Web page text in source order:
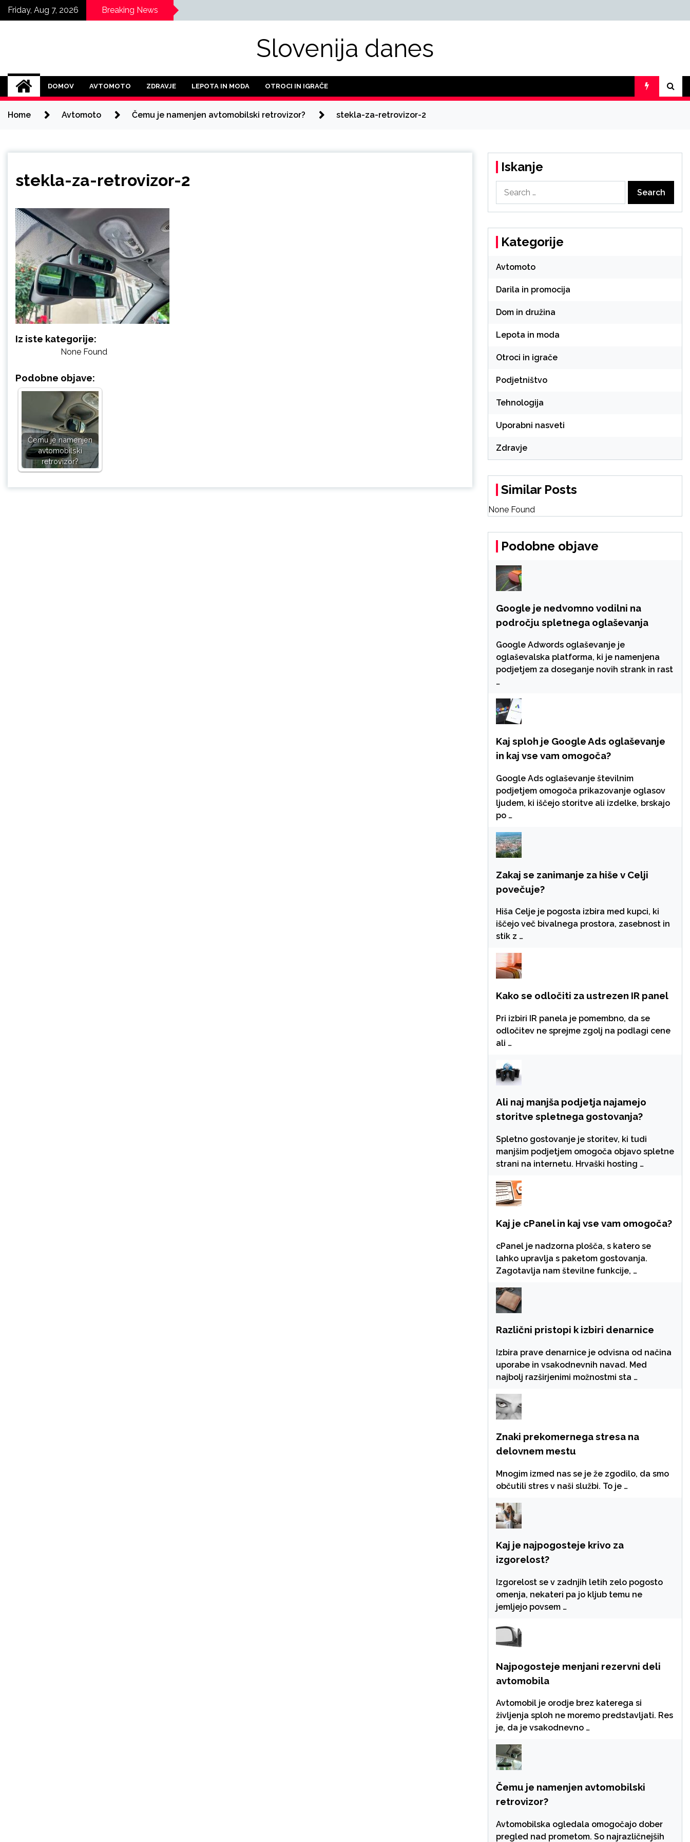
SkipFriday, Aug 7, 2026 Breaking News
Slovenija danes
DOMOV AVTOMOTO ZDRAVJE LEPOTA IN MODA OTROCI IN IGRAČE
Home Avtomoto Čemu je namenjen avtomobilski retrovizor? stekla-za-retrovizor-2
stekla-za-retrovizor-2
Iz iste kategorije:
None Found
Podobne objave:
Čemu je namenjen
avtomobilski
retrovizor?
Iskanje
for:
Kategorije
Avtomoto
Darila in promocija
Dom in družina
Lepota in moda
Otroci in igrače
Podjetništvo
Tehnologija
Uporabni nasveti
Zdravje
Similar Posts
None Found
Podobne objave
Google je nedvomno vodilni na
področju spletnega oglaševanja
Google Adwords oglaševanje je
oglaševalska platforma, ki je namenjena
podjetjem za doseganje novih strank in rast
…
Kaj sploh je Google Ads oglaševanje
in kaj vse vam omogoča?
Google Ads oglaševanje številnim
podjetjem omogoča prikazovanje oglasov
ljudem, ki iščejo storitve ali izdelke, brskajo
po …
Zakaj se zanimanje za hiše v Celji
povečuje?
Hiša Celje je pogosta izbira med kupci, ki
iščejo več bivalnega prostora, zasebnost in
stik z …
Kako se odločiti za ustrezen IR panel
Pri izbiri IR panela je pomembno, da se
odločitev ne sprejme zgolj na podlagi cene
ali …
Ali naj manjša podjetja najamejo
storitve spletnega gostovanja?
Spletno gostovanje je storitev, ki tudi
manjšim podjetjem omogoča objavo spletne
strani na internetu. Hrvaški hosting …
Kaj je cPanel in kaj vse vam omogoča?
cPanel je nadzorna plošča, s katero se
lahko upravlja s paketom gostovanja.
Zagotavlja nam številne funkcije, …
Različni pristopi k izbiri denarnice
Izbira prave denarnice je odvisna od načina
uporabe in vsakodnevnih navad. Med
najbolj razširjenimi možnostmi sta …
Znaki prekomernega stresa na
delovnem mestu
Mnogim izmed nas se je že zgodilo, da smo
občutili stres v naši službi. To je …
Kaj je najpogosteje krivo za
izgorelost?
Izgorelost se v zadnjih letih zelo pogosto
omenja, nekateri pa jo kljub temu ne
jemljejo povsem …
Najpogosteje menjani rezervni deli
avtomobila
Avtomobil je orodje brez katerega si
življenja sploh ne moremo predstavljati. Res
je, da je vsakodnevno …
Čemu je namenjen avtomobilski
retrovizor?
Avtomobilska ogledala omogočajo dober
pregled nad prometom. So najrazličnejših